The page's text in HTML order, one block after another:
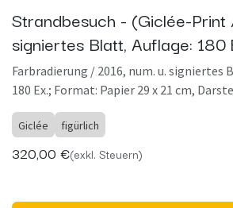
Strandbesuch - (Giclée-Print
signiertes Blatt, Auflage: 180
Farbradierung / 2016, num. u. signiertes
180 Ex.; Format: Papier 29 x 21 cm,
Giclée figürlich
320,00 €(exkl. Steuern)